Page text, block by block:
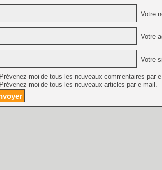
Votre
Votre
Votre
Prévenez-moi de tous les nouveaux commentaires par
Prévenez-moi de tous les nouveaux articles par e-mail.